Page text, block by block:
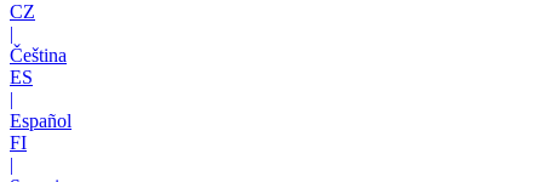
CZ
|
Čeština
ES
|
Español
FI
|